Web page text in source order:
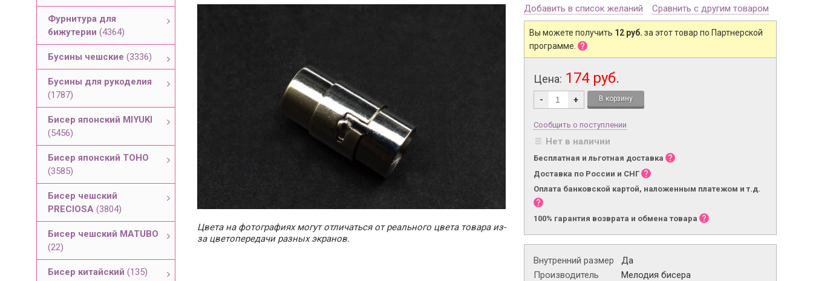
Фурнитура для
бижутерии (4364)
Бусины чешские (3336)
Бусины для рукоделия
(1787)
Бисер японский MIYUKI
(5456)
Бисер японский TOHO
(3585)
Бисер чешский
PRECIOSA (3804)
Бисер чешский MATUBO
(22)
Бисер китайский (135)
Цвета на фотографиях могут отличаться от реального цвета товара из-
за цветопередачи разных экранов.
Добавить в список желаний Сравнить с другим товаром
Вы можете получить 12 руб. за этот товар по Партнерской
программе.
Цена: 174 руб.
- +
Сообщить о поступлении
Нет в наличии
Бесплатная и льготная доставка
Доставка по России и СНГ
Оплата банковской картой, наложенным платежом и т.д.
100% гарантия возврата и обмена товара
Внутренний размер
Да
Производитель
Мелодия бисера